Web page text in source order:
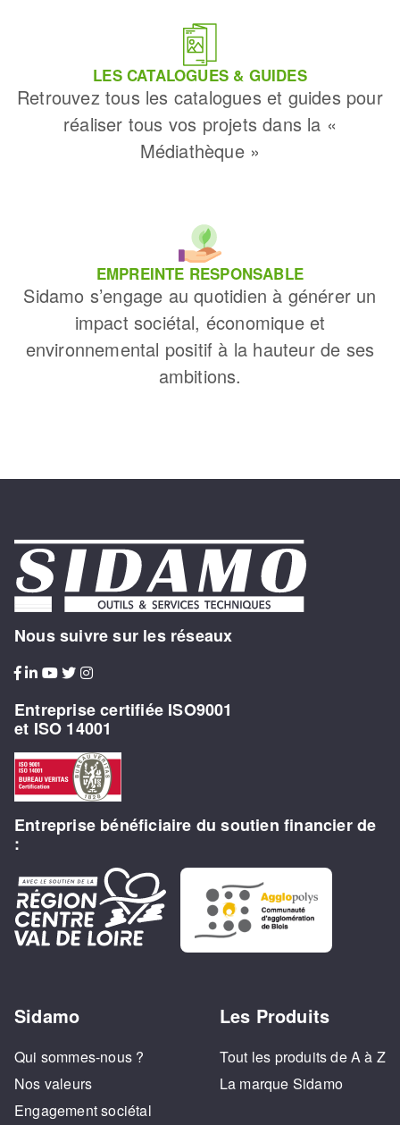
LES CATALOGUES & GUIDES
Retrouvez tous les catalogues et guides pour
réaliser tous vos projets dans la «
Médiathèque »
EMPREINTE RESPONSABLE
Sidamo s’engage au quotidien à générer un
impact sociétal, économique et
environnemental positif à la hauteur de ses
ambitions.
Nous suivre sur les réseaux
Entreprise certifiée ISO9001
et ISO 14001
Entreprise bénéficiaire du soutien financier de
:
Sidamo
Qui sommes-nous ?
Nos valeurs
Engagement sociétal
Les Produits
Tout les produits de A à Z
La marque Sidamo